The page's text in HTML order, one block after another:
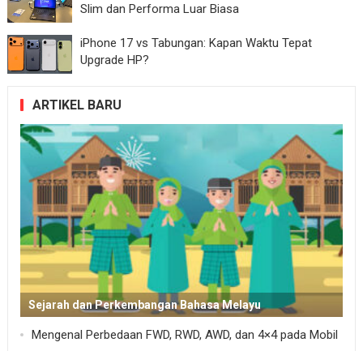
Slim dan Performa Luar Biasa
iPhone 17 vs Tabungan: Kapan Waktu Tepat
Upgrade HP?
ARTIKEL BARU
Sejarah dan Perkembangan Bahasa Melayu
Mengenal Perbedaan FWD, RWD, AWD, dan 4×4 pada Mobil